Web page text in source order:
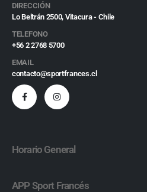
DIRECCIÓN
Lo Beltrán 2500, Vitacura - Chile
TELEFONO
+56 2 2768 5700
EMAIL
contacto@sportfrances.cl
Horario General
APP Sport Francés